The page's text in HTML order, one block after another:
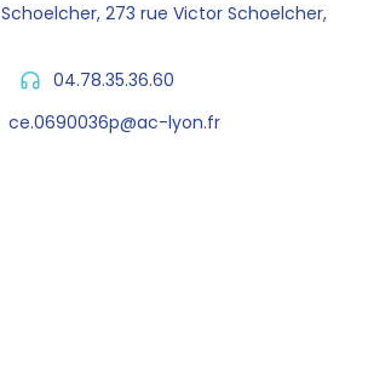
273 rue Victor Schoelcher,
04.78.35.36.60
ce.0690036p@ac-lyon.fr